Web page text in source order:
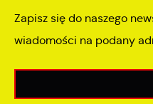
Zapisz się do naszego
wiadomości na podany